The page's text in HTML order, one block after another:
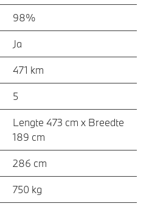
98%
Ja
471 km
5
Lengte 473 cm x Breedte
189 cm
286 cm
750 kg